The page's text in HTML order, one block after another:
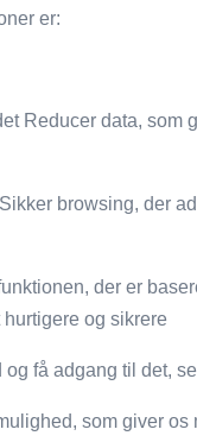
er:
Reducer data, som
browsing, der
der er
og sikrere
få adgang til det,
som giver